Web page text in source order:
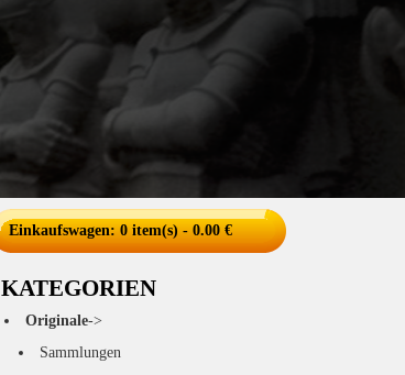
Einkaufswagen: 0 item(s) - 0.00 €
KATEGORIEN
Originale->
Sammlungen